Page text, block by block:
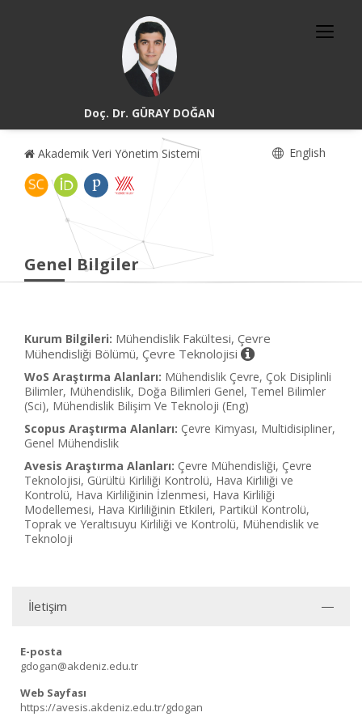
Doç. Dr. GÜRAY DOĞAN
Akademik Veri Yönetim Sistemi English
Genel Bilgiler
Kurum Bilgileri: Mühendislik Fakültesi, Çevre
Mühendisliği Bölümü, Çevre Teknolojisi
WoS Araştırma Alanları: Mühendislik Çevre, Çok Disiplinli
Bilimler, Mühendislik, Doğa Bilimleri Genel, Temel Bilimler
(Sci), Mühendislik Bilişim Ve Teknoloji (Eng)
Scopus Araştırma Alanları: Çevre Kimyası, Multidisipliner,
Genel Mühendislik
Avesis Araştırma Alanları: Çevre Mühendisliği, Çevre
Teknolojisi, Gürültü Kirliliği Kontrolü, Hava Kirliliği ve
Kontrolü, Hava Kirliliğinin İzlenmesi, Hava Kirliliği
Modellemesi, Hava Kirliliğinin Etkileri, Partikül Kontrolü,
Toprak ve Yeraltısuyu Kirliliği ve Kontrolü, Mühendislik ve
Teknoloji
İletişim
E-posta
gdogan@akdeniz.edu.tr
Web Sayfası
https://avesis.akdeniz.edu.tr/gdogan